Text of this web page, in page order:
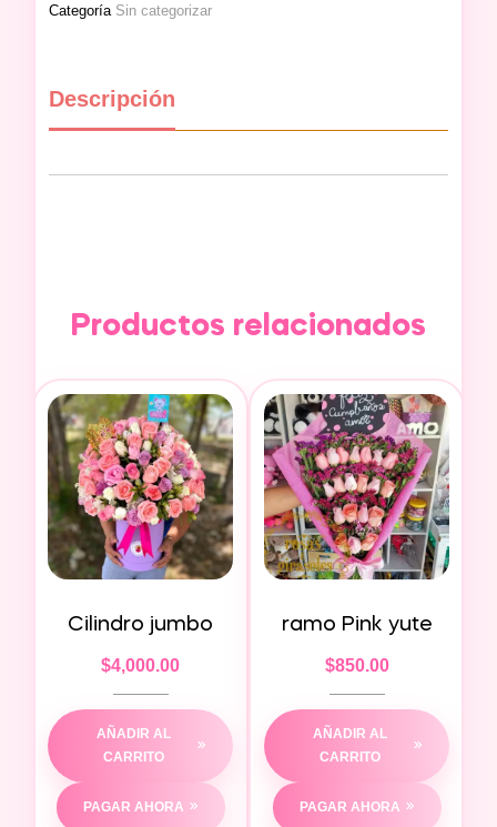
Categoría Sin categorizar
Descripción
Productos relacionados
Cilindro jumbo
$4,000.00
AÑADIR AL
CARRITO
PAGAR AHORA
ramo Pink yute
$850.00
AÑADIR AL
CARRITO
PAGAR AHORA